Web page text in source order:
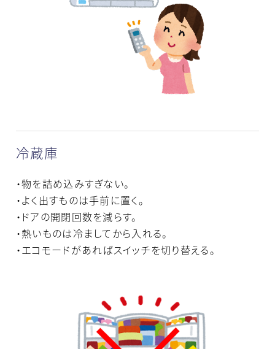
冷蔵庫
・物を詰め込みすぎない。
・よく出すものは手前に置く。
・ドアの開閉回数を減らす。
・熱いものは冷ましてから入れる。
・エコモードがあればスイッチを切り替える。